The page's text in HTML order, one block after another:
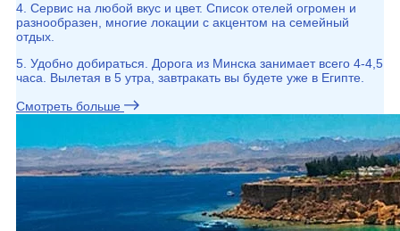
4. Сервис на любой вкус и цвет. Список отелей огромен и
разнообразен, многие локации с акцентом на семейный
отдых.
5. Удобно добираться. Дорога из Минска занимает всего 4-4,5
часа. Вылетая в 5 утра, завтракать вы будете уже в Египте.
Смотреть больше